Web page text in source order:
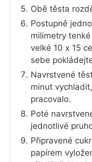
Obě těsta
Postupně
milimetry
velké 10 x 15
sebe
Navrstvené
minut
pracovalo.
Poté
jednotlivé
Připravené
papírem